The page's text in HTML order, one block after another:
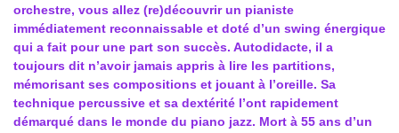
orchestre, vous allez (re)découvrir un pianiste
immédiatement reconnaissable et doté d’un swing énergique
qui a fait pour une part son succès. Autodidacte, il a
toujours dit n’avoir jamais appris à lire les partitions,
mémorisant ses compositions et jouant à l’oreille. Sa
technique percussive et sa dextérité l’ont rapidement
démarqué dans le monde du piano jazz. Mort à 55 ans d’un